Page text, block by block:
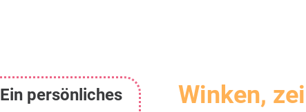
Ein persönliches
Winken,